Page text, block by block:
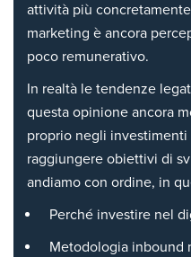
attività più
marketing è ancora
poco remunerativo.
In realtà le tendenze
questa opinione ancora
proprio negli
raggiungere obiettivi di
andiamo con ordine, in
Perché investire nel
Metodologia inbound